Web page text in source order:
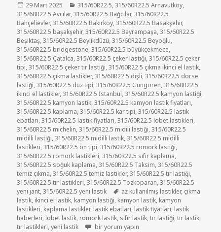
Yayın
tarihi
29 Mart 2025 Kategoriler
315/60R22.5,315/60R22.5 Arnavutköy,
315/60R22.5 Avcılar,315/60R22.5 Bağcılar,315/60R22.5
Bahçelievler,315/60R22.5 Bakırköy,315/60R22.5 Basakşehir,
315/60R22.5 başakşehir,315/60R22.5 Bayrampaşa,315/60R22.5
Beşiktaş,315/60R22.5 Beylikdüzü,315/60R22.5 Beyoğlu,
315/60R22.5 bridgestone,315/60R22.5 büyükçekmece,
315/60R22.5 Çatalca,315/60R22.5 çeker lastiği,315/60R22.5 çeker
tipi,315/60R22.5 çeker tır lastiği,315/60R22.5 çıkma ikinci el lastik,
315/60R22.5 çıkma lastikler,315/60R22.5 dişli,315/60R22.5 dorse
lastiği,315/60R22.5 düz tipi,315/60R22.5 Güngören,315/60R22.5
ikinci el lastikler,315/60R22.5 İstanbul,315/60R22.5 kamyon lastiği,
315/60R22.5 kamyon lastik,315/60R22.5 kamyon lastik fiyatları,
315/60R22.5 kaplama,315/60R22.5 kar tipi,315/60R22.5 lastik
ebatları,315/60R22.5 lastik fiyatları,315/60R22.5 lobet lastikleri,
315/60R22.5 michelin,315/60R22.5 midili lastiği,315/60R22.5
midilli lastiği,315/60R22.5 midilli lastik,315/60R22.5 midilli
lastikleri,315/60R22.5 ön tipi,315/60R22.5 römork lastiği,
315/60R22.5 römork lastikleri,315/60R22.5 sıfır kaplama,
315/60R22.5 soğuk kaplama,315/60R22.5 Taksim,315/60R22.5
temiz çıkma,315/60R22.5 temiz lastikler,315/60R22.5 tır lastiği,
315/60R22.5 tır lastikleri,315/60R22.5 Tozkoparan,315/60R22.5
yeni jant,315/60R22.5 yeni lastik Etiketler
az kullanılmış lastikler, çıkma
lastik, ikinci el lastik, kamyon lastiği, kamyon lastik, kamyon
lastikleri, kaplama lastikler, lastik ebatları, lastik fiyatları, lastik
haberleri, lobet lastik, römork lastik, sıfır lastik,tır lastiği,tır lastik,
tır lastikleri,yeni lastik 315-60R22.5 İKİNCİ EL ÇIKMA LASTİKLER için
bir yorum yapın